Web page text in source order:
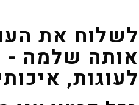
את
שלמה -